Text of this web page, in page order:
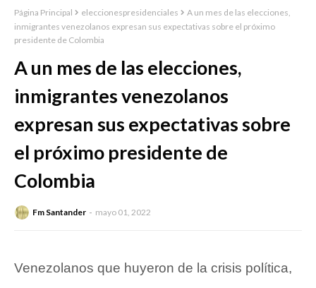
Página Principal eleccionespresidenciales
A un mes de las elecciones,
inmigrantes venezolanos expresan sus expectativas sobre el próximo
presidente de Colombia
A un mes de las elecciones,
inmigrantes venezolanos
expresan sus expectativas sobre
el próximo presidente de
Colombia
Fm Santander mayo 01, 2022
Venezolanos que huyeron de la crisis política,